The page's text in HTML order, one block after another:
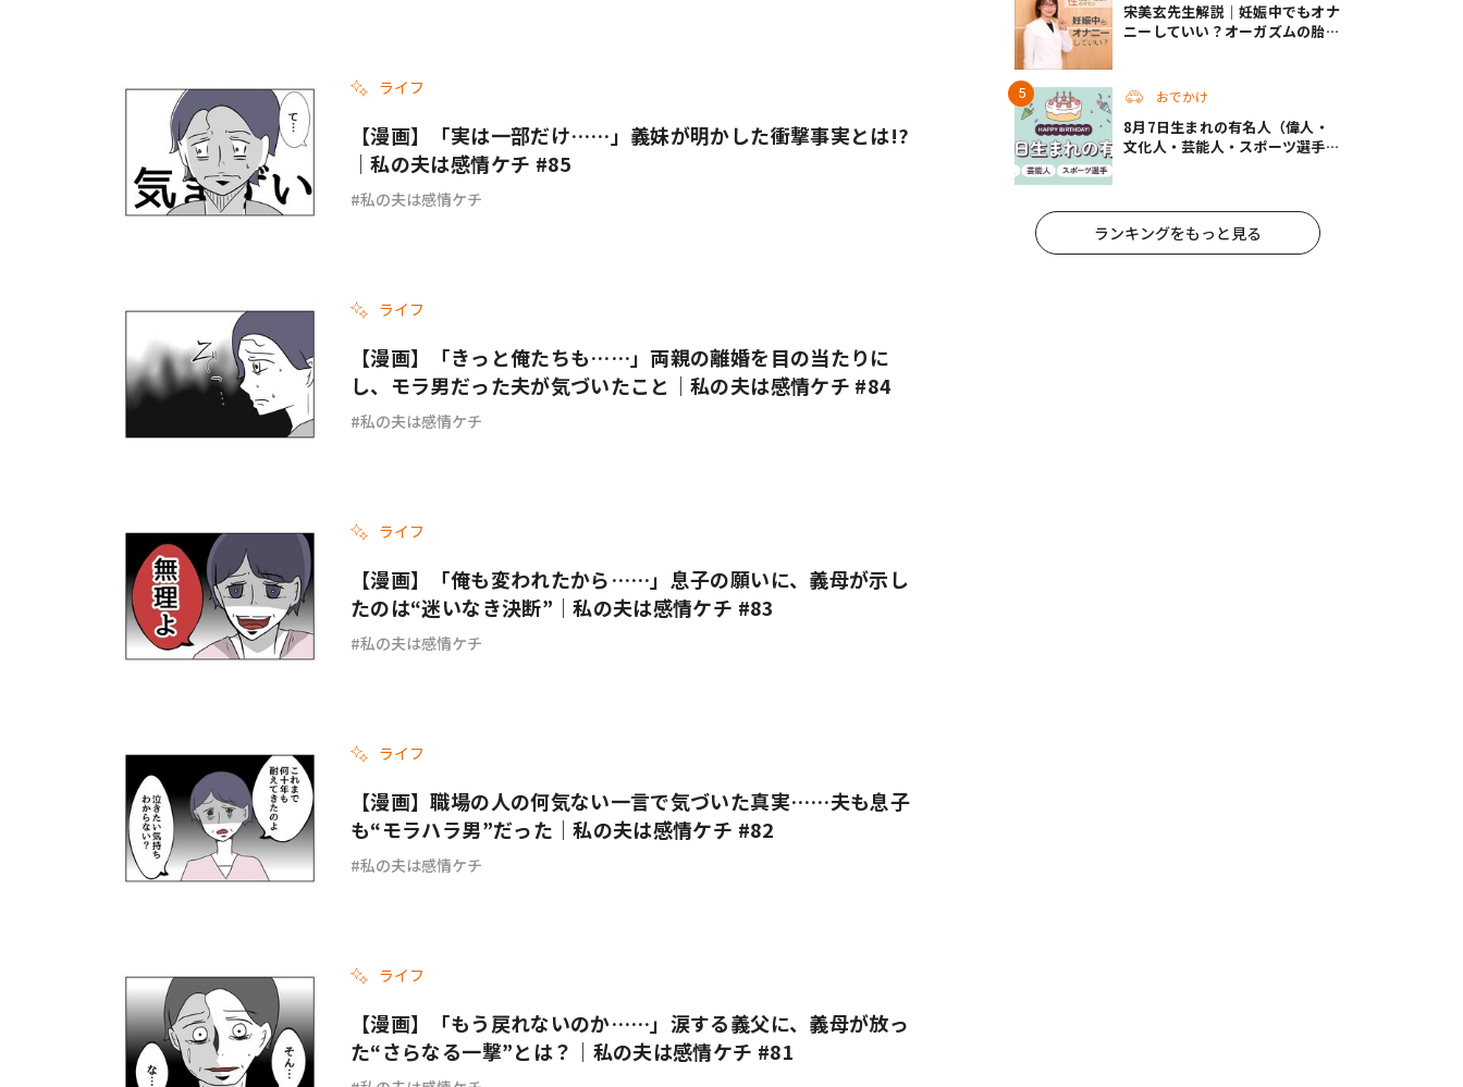
ライフ
【漫画】「実は一部だけ……」義妹が明かした衝撃事実とは!?
｜私の夫は感情ケチ #85
私の夫は感情ケチ
ライフ
【漫画】「きっと俺たちも……」両親の離婚を目の当たりに
し、モラ男だった夫が気づいたこと｜私の夫は感情ケチ #84
私の夫は感情ケチ
ライフ
【漫画】「俺も変われたから……」息子の願いに、義母が示し
たのは“迷いなき決断”｜私の夫は感情ケチ #83
私の夫は感情ケチ
ライフ
【漫画】職場の人の何気ない一言で気づいた真実……夫も息子
も“モラハラ男”だった｜私の夫は感情ケチ #82
私の夫は感情ケチ
ライフ
【漫画】「もう戻れないのか……」涙する義父に、義母が放っ
た“さらなる一撃”とは？｜私の夫は感情ケチ #81
宋美玄先生解説｜妊娠中でもオナ
ニーしていい？オーガズムの胎児
おでかけ
8月7日生まれの有名人（偉人・
文化人・芸能人・スポーツ選手・
ランキングをもっと見る